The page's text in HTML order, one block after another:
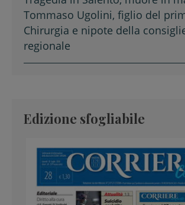
Tommaso Ugolini, figlio del
Chirurgia e nipote della
regionale
Edizione sfogliabile